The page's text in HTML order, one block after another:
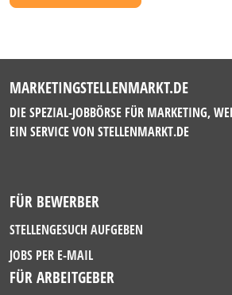
MARKETINGSTELLENMARKT.DE
DIE SPEZIAL-JOBBÖRSE FÜR MARKETING,
EIN SERVICE VON STELLENMARKT.DE
FÜR BEWERBER
STELLENGESUCH AUFGEBEN
JOBS PER E-MAIL
FÜR ARBEITGEBER